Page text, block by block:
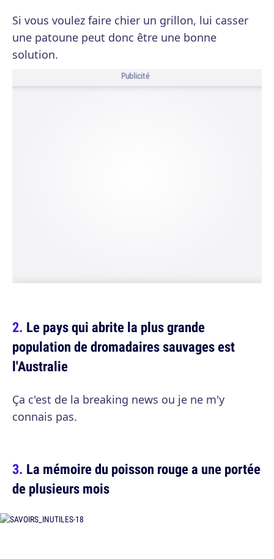
Si vous voulez faire chier un grillon, lui casser
une patoune peut donc être une bonne
solution.
Publicité
Le pays qui abrite la plus grande
population de dromadaires sauvages est
l'Australie
Ça c'est de la breaking news ou je ne m'y
connais pas.
La mémoire du poisson rouge a une portée
de plusieurs mois